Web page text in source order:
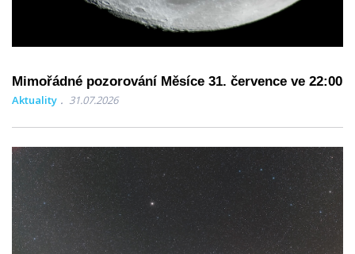
Mimořádné pozorování Měsíce 31. července ve 22:00
Aktuality 31.07.2026